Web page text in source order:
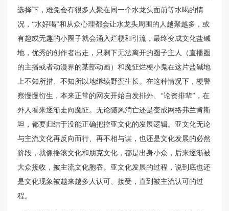
选择下，难免会有很多人聚在同一个水龙头面前等水喝的情
况，“水好喝”和从众心理都会让水龙头周围的人越聚越多，或
有趣或无趣的小圈子就会涌入烂梗和引流，最终变成文化盐碱
地，优秀的创作者出走，只剩下无法离开的圈子主人（直播圈
的主播或者动漫界的某部动画）和魔怔烂梗小鬼在这片盐碱地
上不知所措、不知所以地继续野蛮生长。在这种情况下，梗警
察慢慢衍生，本来正常的网友开始自发排外、“论资排辈”，在
外人看来逐渐走向魔怔。无论随风消亡还是变成网络弗兰肯斯
坦，都要归结于没能正确把控亚文化的发展逻辑。亚文化无论
与主流文化再反向而行、再不相与谋，也还是文化发展的必然
阶段，就像摇滚文化和朋克文化，都是出身小众，后来逐渐被
大众接收，被主流文化胞吞。亚文化发展的过程，说到底也还
是文化现象被越来越多人认可、接受，直到被主流认可的过
程。